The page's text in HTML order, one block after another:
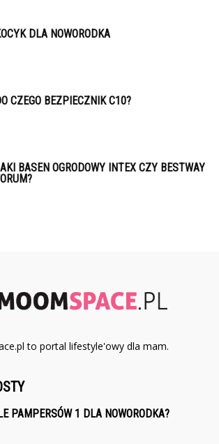
DLA NOWORODKA
CZEGO BEZPIECZNIK C10?
BASEN OGRODOWY INTEX CZY BESTWAY
to portal lifestyle'owy dla mam.
PAMPERSÓW 1 DLA NOWORODKA?